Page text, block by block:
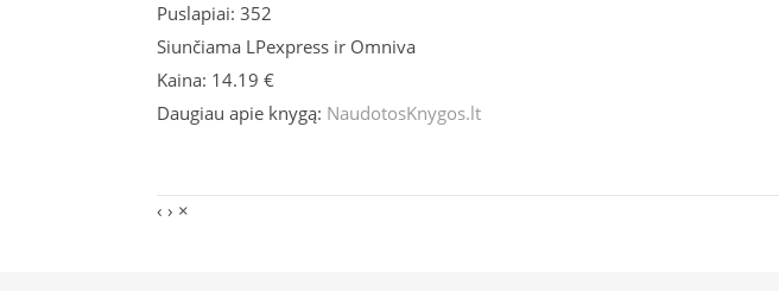
Puslapiai: 352
Siunčiama LPexpress ir Omniva
Kaina: 14.19 €
Daugiau apie knygą: NaudotosKnygos.lt
‹ › ×